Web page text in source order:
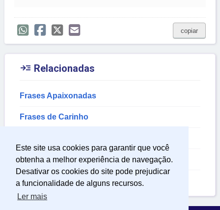
Este site usa cookies para garantir que você
obtenha a melhor experiência de navegação.
Desativar os cookies do site pode prejudicar
a funcionalidade de alguns recursos.
Ler mais
copiar
 Relacionadas
Frases Apaixonadas
Frases de Carinho
Frases do Bem
Reconhecimento Frases